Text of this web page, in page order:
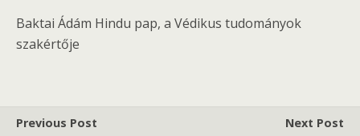
Baktai Ádám Hindu pap, a Védikus tudományok
szakértője
Previous Post
Next Post